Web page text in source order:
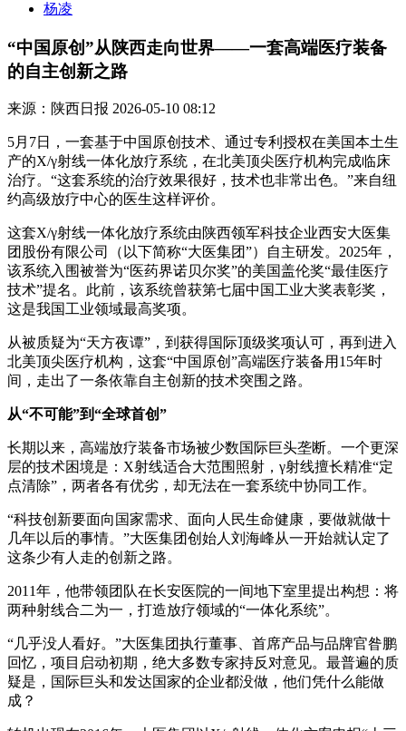
杨凌
“中国原创”从陕西走向世界——一套高端医疗装备
的自主创新之路
来源：陕西日报 2026-05-10 08:12
5月7日，一套基于中国原创技术、通过专利授权在美国本土生
产的X/γ射线一体化放疗系统，在北美顶尖医疗机构完成临床
治疗。“这套系统的治疗效果很好，技术也非常出色。”来自纽
约高级放疗中心的医生这样评价。
这套X/γ射线一体化放疗系统由陕西领军科技企业西安大医集
团股份有限公司（以下简称“大医集团”）自主研发。2025年，
该系统入围被誉为“医药界诺贝尔奖”的美国盖伦奖“最佳医疗
技术”提名。此前，该系统曾获第七届中国工业大奖表彰奖，
这是我国工业领域最高奖项。
从被质疑为“天方夜谭”，到获得国际顶级奖项认可，再到进入
北美顶尖医疗机构，这套“中国原创”高端医疗装备用15年时
间，走出了一条依靠自主创新的技术突围之路。
从“不可能”到“全球首创”
长期以来，高端放疗装备市场被少数国际巨头垄断。一个更深
层的技术困境是：X射线适合大范围照射，γ射线擅长精准“定
点清除”，两者各有优劣，却无法在一套系统中协同工作。
“科技创新要面向国家需求、面向人民生命健康，要做就做十
几年以后的事情。”大医集团创始人刘海峰从一开始就认定了
这条少有人走的创新之路。
2011年，他带领团队在长安医院的一间地下室里提出构想：将
两种射线合二为一，打造放疗领域的“一体化系统”。
“几乎没人看好。”大医集团执行董事、首席产品与品牌官昝鹏
回忆，项目启动初期，绝大多数专家持反对意见。最普遍的质
疑是，国际巨头和发达国家的企业都没做，他们凭什么能做
成？